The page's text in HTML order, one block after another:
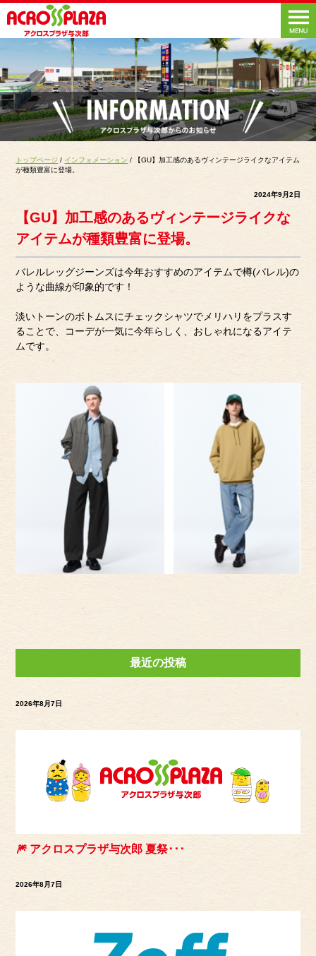
トップページ / インフォメーション / 【GU】加工感のあるヴィンテージライクなアイテム
が種類豊富に登場。
2024年9月2日
【GU】加工感のあるヴィンテージライクな
アイテムが種類豊富に登場。
バレルレッグジーンズは今年おすすめのアイテムで樽(バレル)の
ような曲線が印象的です！
淡いトーンのボトムスにチェックシャツでメリハリをプラスす
ることで、コーデが一気に今年らしく、おしゃれになるアイテ
ムです。
最近の投稿
2026年8月7日
🎆 アクロスプラザ与次郎 夏祭･･･
2026年8月7日